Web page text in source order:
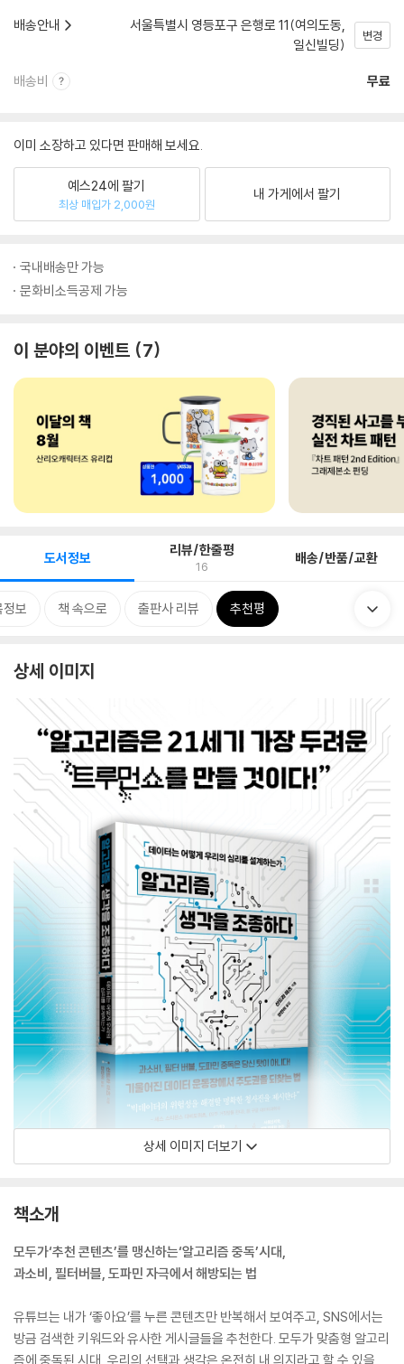
배송안내
서울특별시 영등포구 은행로 11(여의도동,
일신빌딩)
변경
배송비 무료
이미 소장하고 있다면 판매해 보세요.
예스24에 팔기
최상 매입가 2,000원
내 가게에서 팔기
국내배송만 가능
문화비소득공제 가능
이 분야의 이벤트 7
도서정보 리뷰/한줄평
16 배송/반품/교환
정보 책 속으로 출판사 리뷰 추천평
상세 이미지
상세 이미지 더보기
책소개
모두가‘추천 콘텐츠’를 맹신하는‘알고리즘 중독’시대,
과소비, 필터버블, 도파민 자극에서 해방되는 법
유튜브는 내가 ‘좋아요’를 누른 콘텐츠만 반복해서 보여주고, SNS에서는
방금 검색한 키워드와 유사한 게시글들을 추천한다. 모두가 맞춤형 알고리
즘에 중독된 시대, 우리의 선택과 생각은 온전히 내 의지라고 할 수 있을